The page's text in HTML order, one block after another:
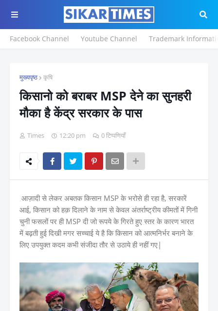
Facebook Channel Youtube Channel Trademark
मुख्यपृष्ठ कृषि
किसानो को बराबर MSP देने का सुनहरी
मौका है केंद्र सरकार के पास
Times 12:20 pm 0 टिप्पणियाँ
आज़ादी से लेकर अबतक किसान MSP के भरोसे ही रहा है, सरकारें
आई, किसान को हक़ दिलाने के नाम से केवल अंतर्राष्ट्रीय कीमतों में गिनी
चुनी फसलों पर ही MSP दी जो रूपये के गिरते हुए स्तर के कारण भारत
में बढ़ती हुई दिखी मगर सच्चाई ये है कि किसान को आत्मनिर्भर बनाने के
लिए उपयुक्त कदम कभी संजीदा तौर से उठाये ही नहीं गए|